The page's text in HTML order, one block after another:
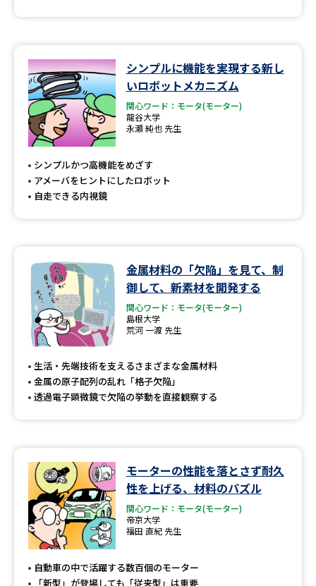
シンプルに機能を実現する新し
いロボットメカニズム
関心ワード：モータ(モーター)
龍谷大学
永瀬 純也 先生
シンプルかつ高機能をめざす
アメーバをヒントにしたロボット
自走できる内視鏡
金属材料の「欠陥」を見て、制
御して、新素材を開発する
関心ワード：モータ(モーター)
島根大学
荒河 一渡 先生
生活・先端技術を支えるさまざまな金属材料
金属の原子配列の乱れ「格子欠陥」
透過電子顕微鏡で欠陥の挙動を直接観察する
モーターの性能を落とさず耐久
性を上げる、材料のパズル
関心ワード：モータ(モーター)
帝京大学
福田 直紀 先生
自動車の中で活躍する数百個のモーター
「新型」が登場しても「従来型」は重要